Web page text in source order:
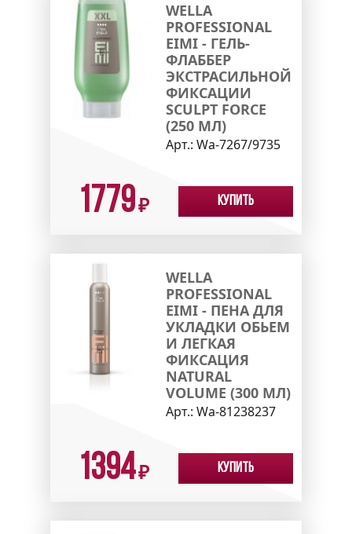
WELLA
PROFESSIONAL
EIMI - ГЕЛЬ-
ФЛАББЕР
ЭКСТРАСИЛЬНОЙ
ФИКСАЦИИ
SCULPT FORCE
(250 МЛ)
Арт.: Wa-7267/9735
1779₽ Купить
WELLA
PROFESSIONAL
EIMI - ПЕНА ДЛЯ
УКЛАДКИ ОБЬЕМ
И ЛЕГКАЯ
ФИКСАЦИЯ
NATURAL
VOLUME (300 МЛ)
Арт.: Wa-81238237
1394₽ Купить